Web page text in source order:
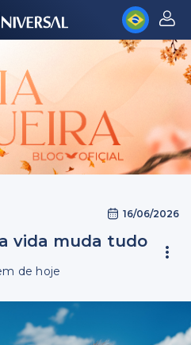
16/06/2026
vida muda tudo
de hoje